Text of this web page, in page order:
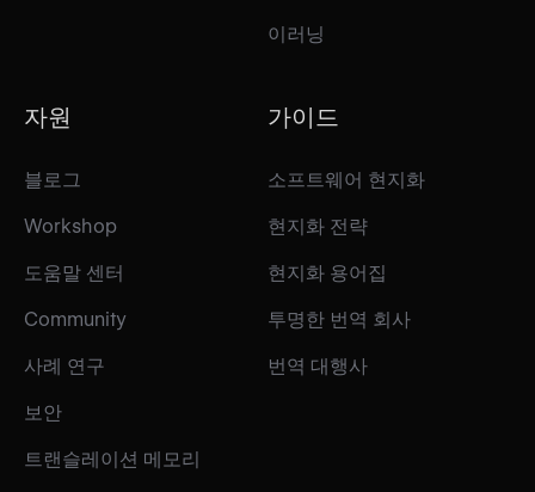
이러닝
자원
블로그
Workshop
도움말 센터
Community
사례 연구
보안
트랜슬레이션 메모리
가이드
소프트웨어 현지화
현지화 전략
현지화 용어집
투명한 번역 회사
번역 대행사